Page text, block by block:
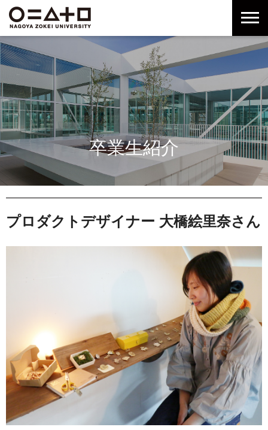
ー
バ
ル
ナ
ビ
ゲ
ー
シ
ョ
へ
へ
カ
ル
ナ
ビ
ゲ
ー
シ
ョ
ン
タ
ー
へ
卒業生紹介
プロダクトデザイナー 大橋絵里奈さん